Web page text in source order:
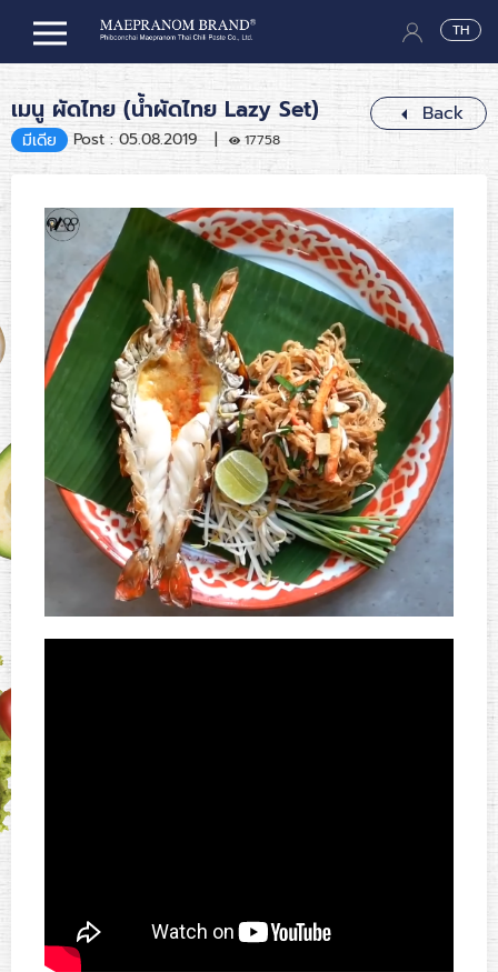
TH
เมนู ผัดไทย (น้ำผัดไทย Lazy Set) Back
มีเดีย Post : 05.08.2019 | 17758